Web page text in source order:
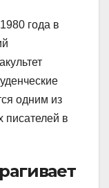
года в
одним из
в